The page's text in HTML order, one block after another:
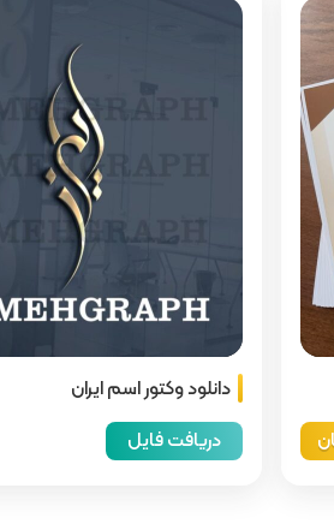
دانلود وکتور اسم ایران
دریافت فایل